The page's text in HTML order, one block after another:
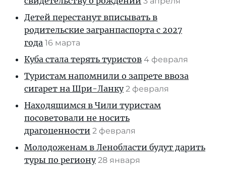
Детей перестанут вписывать в
родительские загранпаспорта с 2027
года 16 марта
Куба стала терять туристов 4 февраля
Туристам напомнили о запрете ввоза
сигарет на Шри-Ланку 2 февраля
Находящимся в Чили туристам
посоветовали не носить
драгоценности 2 февраля
Молодоженам в Ленобласти будут дарить
туры по региону 28 января